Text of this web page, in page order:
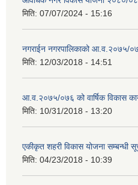
मिति: 07/07/2024 - 15:16
नगराईन नगरपालिकाको आ.व.२०७५/
मिति: 12/03/2018 - 14:51
आ.व.२०७५/०७६ को वार्षिक विकास
मिति: 10/31/2018 - 13:20
एकीकृत शहरी विकास योजना सम्बन्धी
मिति: 04/23/2018 - 10:39